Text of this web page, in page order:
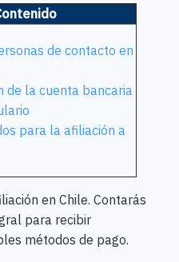
de contacto en
de la cuenta bancaria
para la afiliación a
en Chile. Contarás
para recibir
métodos de pago.